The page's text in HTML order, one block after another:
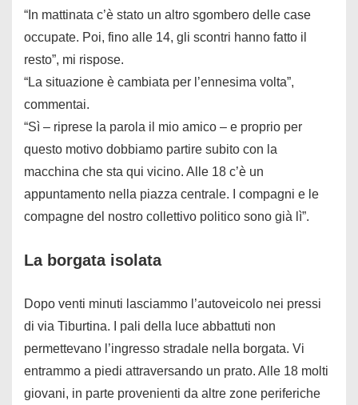
“In mattinata c’è stato un altro sgombero delle case
occupate. Poi, fino alle 14, gli scontri hanno fatto il
resto”, mi rispose.
“La situazione è cambiata per l’ennesima volta”,
commentai.
“Sì – riprese la parola il mio amico – e proprio per
questo motivo dobbiamo partire subito con la
macchina che sta qui vicino. Alle 18 c’è un
appuntamento nella piazza centrale. I compagni e le
compagne del nostro collettivo politico sono già lì”.
La borgata isolata
Dopo venti minuti lasciammo l’autoveicolo nei pressi
di via Tiburtina. I pali della luce abbattuti non
permettevano l’ingresso stradale nella borgata. Vi
entrammo a piedi attraversando un prato. Alle 18 molti
giovani, in parte provenienti da altre zone periferiche